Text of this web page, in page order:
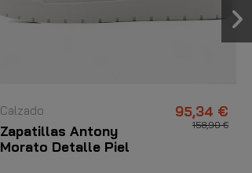
Calzado
Zapatillas Antony
Morato Detalle Piel
95,34 €
158,90 €